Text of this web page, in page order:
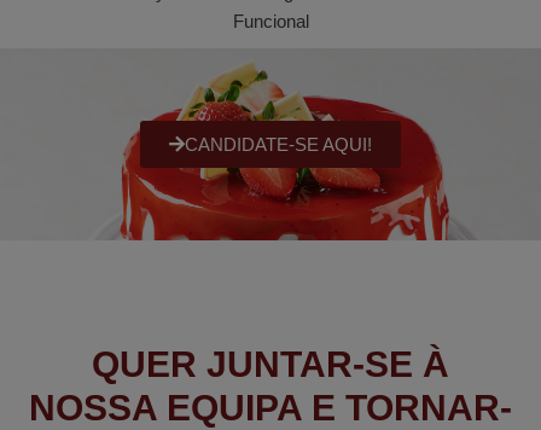
Funcional
CANDIDATE-SE AQUI!
QUER JUNTAR-SE À
NOSSA EQUIPA E TORNAR-